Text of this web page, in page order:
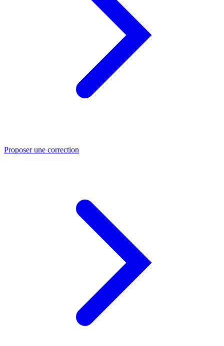
Proposer une correction